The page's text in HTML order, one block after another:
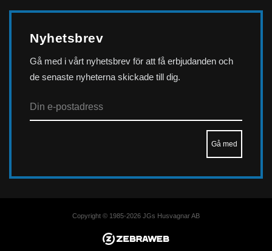
Nyhetsbrev
Gå med i vårt nyhetsbrev för att få erbjudanden och
de senaste nyheterna skickade till dig.
Copyright © 1985-2026 JGs Husvagnar AB